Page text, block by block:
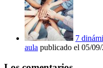
7
aula publicado el 05/